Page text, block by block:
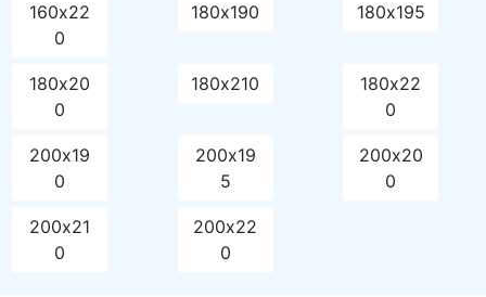
160х22
0
180х190 180х195
180х20
0
180х210
180х22
0
200х19
0
200х19
5
200х20
0
200х21
0
200х22
0